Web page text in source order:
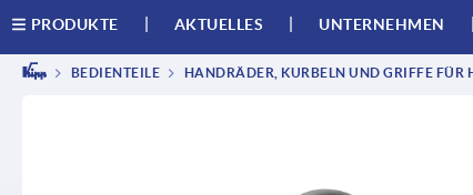
PRODUKTE AKTUELLES UNTERNEHMEN
BEDIENTEILE HANDRÄDER, KURBELN UND GRIFFE